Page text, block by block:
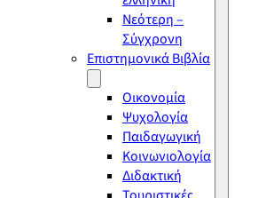
Νεότερη –
Σύγχρονη
Επιστημονικά Βιβλία
Οικονομία
Ψυχολογία
Παιδαγωγική
Κοινωνιολογία
Διδακτική